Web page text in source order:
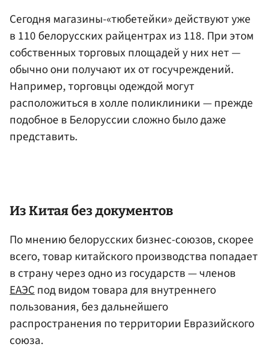
Сегодня магазины-«тюбетейки» действуют уже
в 110 белорусских райцентрах из 118. При этом
собственных торговых площадей у них нет —
обычно они получают их от госучреждений.
Например, торговцы одеждой могут
расположиться в холле поликлиники — прежде
подобное в Белоруссии сложно было даже
представить.
Из Китая без документов
По мнению белорусских бизнес-союзов, скорее
всего, товар китайского производства попадает
в страну через одно из государств — членов
ЕАЭСпод видом товара для внутреннего
пользования, без дальнейшего
распространения по территории Евразийского
союза.